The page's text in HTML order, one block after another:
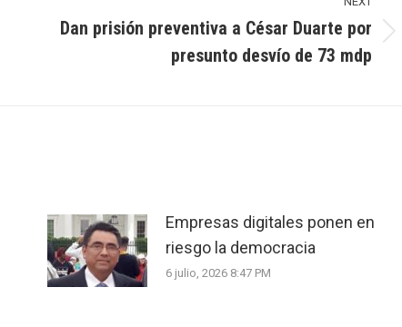
Dan prisión preventiva a César Duarte por
presunto desvío de 73 mdp
Empresas digitales ponen en
riesgo la democracia
6 julio, 2026 8:47 PM